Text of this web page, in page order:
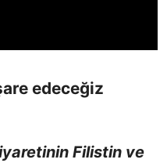
edeceğiz
Filistin ve